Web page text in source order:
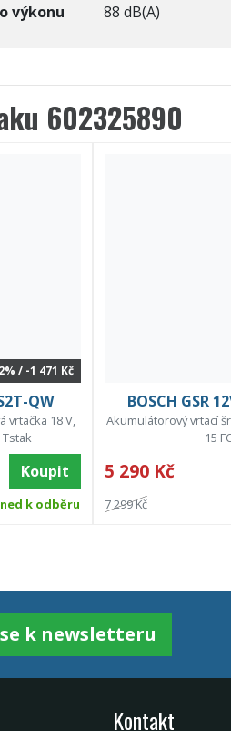
výkonu
88 dB(A)
602325890
/ -1 471 Kč
QW
vrtačka 18 V,
Koupit
k odběru
BOSCH GSR
Akumulátorový vrtací
15
5 290 Kč
7 299 Kč
k newsletteru
Kontakt